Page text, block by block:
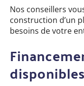
Nos conseillers
construction d’un
besoins de votre
disponibles